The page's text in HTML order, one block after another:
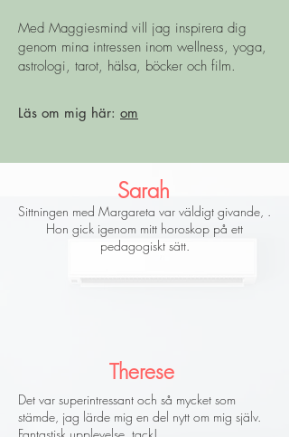
Med Maggiesmind vill jag inspirera dig
genom mina intressen inom wellness, yoga,
astrologi, tarot, hälsa, böcker och film.
Läs om mig här: om
Sarah
Sittningen med Margareta var väldigt givande, .
Hon gick igenom mitt horoskop på ett
pedagogiskt sätt.
Therese
Det var superintressant och så mycket som
stämde, jag lärde mig en del nytt om mig själv.